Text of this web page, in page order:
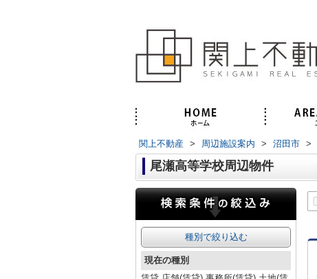
関上不動産 > 周辺施設案内 > 沼田市 >
尾瀬高等学校周辺物件
種別で絞り込む
現在の種別